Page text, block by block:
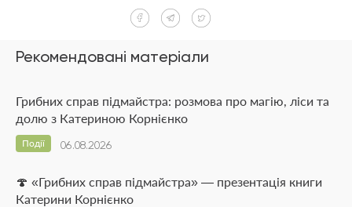
Рекомендовані матеріали
Грибних справ підмайстра: розмова про магію, ліси та
долю з Катериною Корнієнко
06.08.2026
Події
🍄 «Грибних справ підмайстра» — презентація книги
Катерини Корнієнко